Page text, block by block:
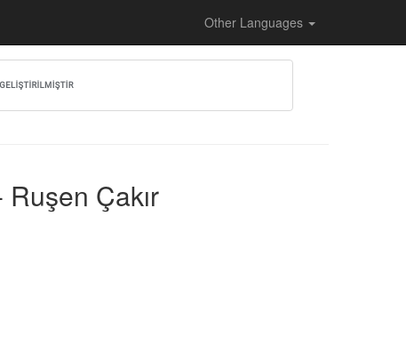
Other Languages
Çakır